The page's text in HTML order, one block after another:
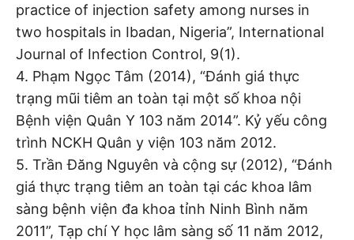
practice of injection safety among nurses in
two hospitals in Ibadan, Nigeria”, International
Journal of Infection Control, 9(1).
4. Phạm Ngọc Tâm (2014), “Đánh giá thực
trạng mũi tiêm an toàn tại một số khoa nội
Bệnh viện Quân Y 103 năm 2014”. Kỷ yếu công
trình NCKH Quân y viện 103 năm 2012.
5. Trần Đăng Nguyên và cộng sự (2012), “Đánh
giá thực trạng tiêm an toàn tại các khoa lâm
sàng bệnh viện đa khoa tỉnh Ninh Bình năm
2011”, Tạp chí Y học lâm sàng số 11 năm 2012,